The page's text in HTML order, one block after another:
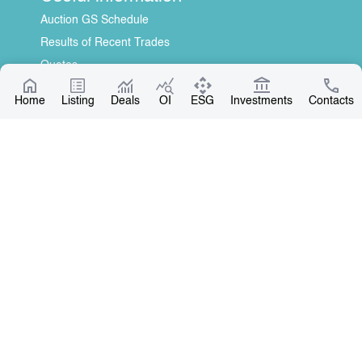
Home Listing Deals OI ESG Investments Contacts
Auction GS Schedule
Results of Recent Trades
Quotes
Information Disclosure Center